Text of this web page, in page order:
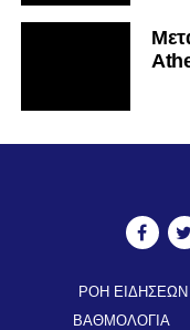
ΡΟΗ ΕΙΔΗΣΕΩΝ
ΒΑΘΜΟΛΟΓΙΑ